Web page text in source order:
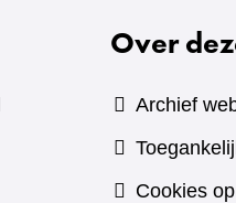
Over
Archief
Cookies